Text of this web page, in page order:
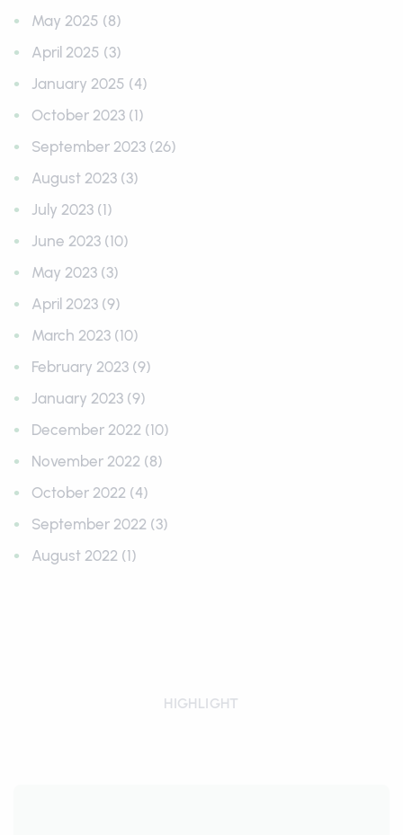
May 2025 (8)
April 2025 (3)
January 2025 (4)
October 2023 (1)
September 2023 (26)
August 2023 (3)
July 2023 (1)
June 2023 (10)
May 2023 (3)
April 2023 (9)
March 2023 (10)
February 2023 (9)
January 2023 (9)
December 2022 (10)
November 2022 (8)
October 2022 (4)
September 2022 (3)
August 2022 (1)
HIGHLIGHT